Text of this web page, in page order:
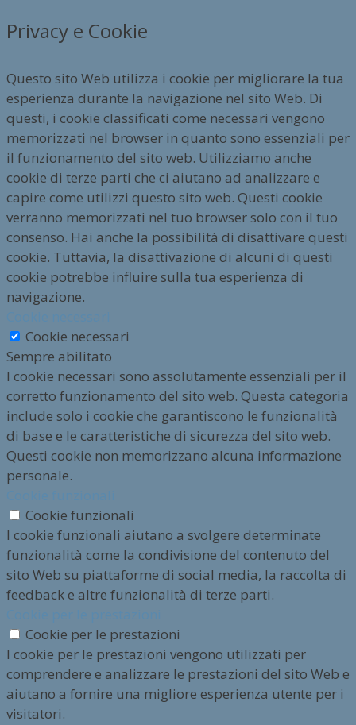
Privacy e Cookie
Questo sito Web utilizza i cookie per migliorare la tua
esperienza durante la navigazione nel sito Web. Di
questi, i cookie classificati come necessari vengono
memorizzati nel browser in quanto sono essenziali per
il funzionamento del sito web. Utilizziamo anche
cookie di terze parti che ci aiutano ad analizzare e
capire come utilizzi questo sito web. Questi cookie
verranno memorizzati nel tuo browser solo con il tuo
consenso. Hai anche la possibilità di disattivare questi
cookie. Tuttavia, la disattivazione di alcuni di questi
cookie potrebbe influire sulla tua esperienza di
navigazione.
Cookie necessari
Sempre abilitato
I cookie necessari sono assolutamente essenziali per il
corretto funzionamento del sito web. Questa categoria
include solo i cookie che garantiscono le funzionalità
di base e le caratteristiche di sicurezza del sito web.
Questi cookie non memorizzano alcuna informazione
personale.
Cookie funzionali
I cookie funzionali aiutano a svolgere determinate
funzionalità come la condivisione del contenuto del
sito Web su piattaforme di social media, la raccolta di
feedback e altre funzionalità di terze parti.
Cookie per le prestazioni
I cookie per le prestazioni vengono utilizzati per
comprendere e analizzare le prestazioni del sito Web e
aiutano a fornire una migliore esperienza utente per i
visitatori.